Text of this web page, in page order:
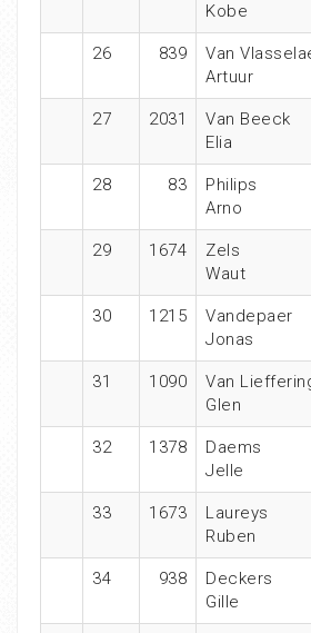
Kobe
26 839
Van
Artuur
27 2031
Van Beeck
Elia
28 83
Philips
Arno
29 1674
Zels
Waut
30 1215
Vandepaer
Jonas
31 1090
Van
Glen
32 1378
Daems
Jelle
33 1673
Laureys
Ruben
34 938
Deckers
Gille